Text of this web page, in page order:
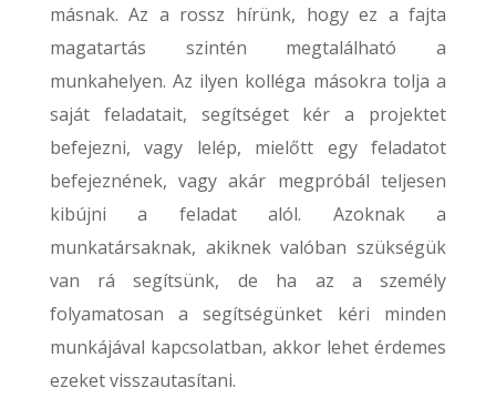
másnak. Az a rossz hírünk, hogy ez a fajta
magatartás szintén megtalálható a
munkahelyen. Az ilyen kolléga másokra tolja a
saját feladatait, segítséget kér a projektet
befejezni, vagy lelép, mielőtt egy feladatot
befejeznének, vagy akár megpróbál teljesen
kibújni a feladat alól. Azoknak a
munkatársaknak, akiknek valóban szükségük
van rá segítsünk, de ha az a személy
folyamatosan a segítségünket kéri minden
munkájával kapcsolatban, akkor lehet érdemes
ezeket visszautasítani.